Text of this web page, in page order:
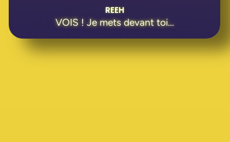
REEH
VOIS ! Je mets devant toi...